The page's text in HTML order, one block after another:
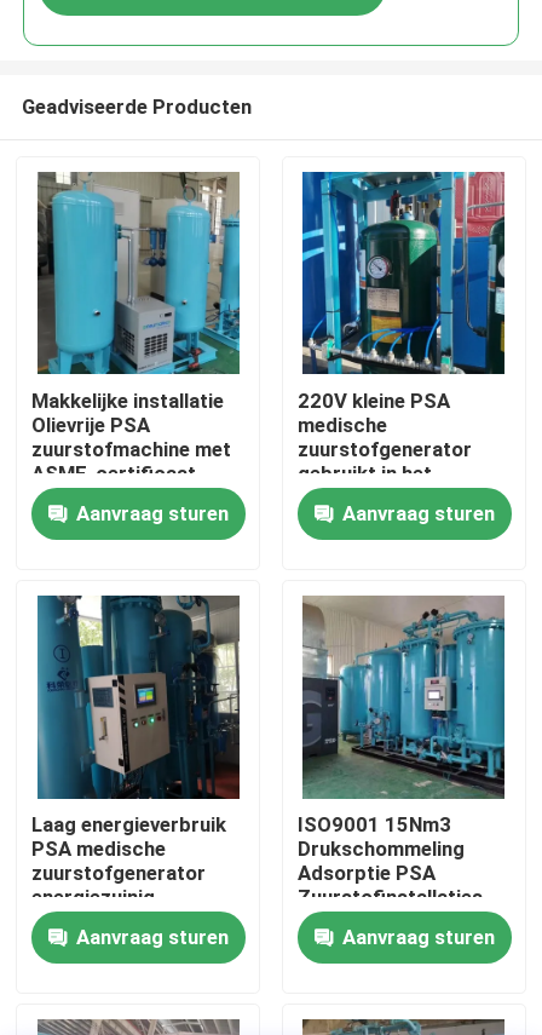
Producten
Over ons
Kwaliteitscontrole
Neem contact met ons op
Nieuws
Vraag een offerte
PSA stikstofgasgeneratoren
De Generator van de hoge Zuiverheidsstikstof
Geadviseerde Producten
Makkelijke installatie
Olievrije PSA
zuurstofmachine met
ASME-certificaat
Aanvraag sturen
220V kleine PSA
medische
zuurstofgenerator
gebruikt in het
ziekenhuis 60Nm3/Hr
Aanvraag sturen
Laag energieverbruik
PSA medische
zuurstofgenerator
energiezuinig
Aanvraag sturen
ISO9001 15Nm3
Drukschommeling
Adsorptie PSA
Zuurstofinstallaties
Lage onderhoud
Aanvraag sturen